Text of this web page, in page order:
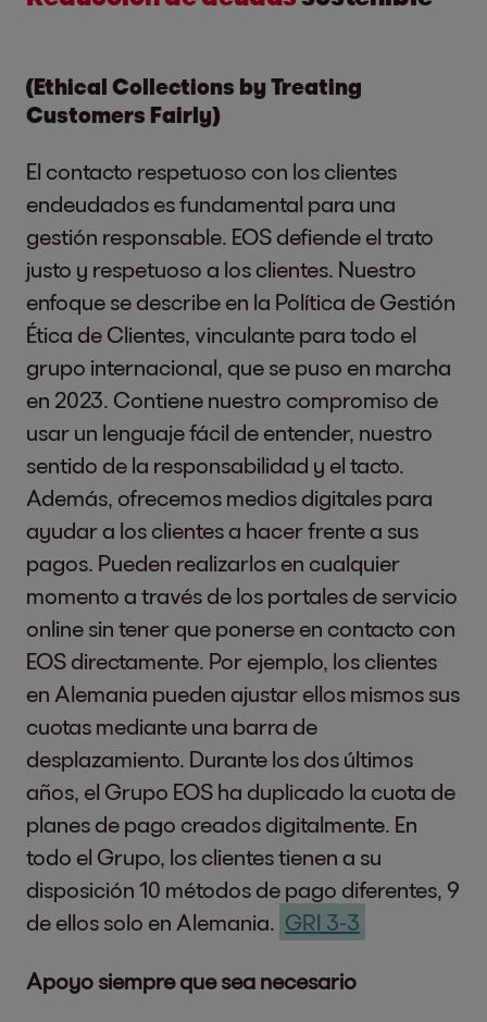
activamente. Respaldamos iniciativas
educativas y promovemos el
empleados durante el horario de trabajo.
Intentamos ayudar a fortalecer la
comunidad local mediante medidas
específicas.
Employee Satisfaction & Well-Being
La satisfacción de los empleados es
nuestra máxima prioridad. Gracias a
nuestro buen ambiente de trabajo,
aumentamos la satisfacción de los
empleados y empleadas, y apoyamos
medidas para promover la salud física y
mental de nuestros equipos.
Financial Sustainability
Digital Responsibility & Cyber Security
Nos tomamos nuestra responsabilidad
digital muy en serio, porque trabajamos
con datos sensibles de nuestros clientes.
Nuestra mayor prioridad es garantizar
el máximo nivel de privacidad de los
datos y la ciberseguridad.
Business Ethics & Safeguard Compliance
Las prácticas empresariales justas
forman parte de nuestro ADN. Hemos
definido nuestros estándares con
Gender Equality
Decent Work and
Economic Growth
Reduced Inequalities
partners and
More information:
why EOS is the
2-7 Employees Please see: HR-
2-8 Workers who are
not employees
Please see:HR-
2-9 Governance
structures and
composition
EOS is managed by
making and
economy, the
The EOS Group’s
Marwin Ramcke
As CEO of
topic of ESG
Justus Hecking-
and Chief
Carsten Tidow
responsible for
(Ethical Collections by Treating
Customers Fairly)
El contacto respetuoso con los clientes
endeudados es fundamental para una
gestión responsable. EOS defiende el trato
justo y respetuoso a los clientes. Nuestro
enfoque se describe en la Política de Gestión
Ética de Clientes, vinculante para todo el
grupo internacional, que se puso en marcha
en 2023. Contiene nuestro compromiso de
usar un lenguaje fácil de entender, nuestro
sentido de la responsabilidad y el tacto.
Además, ofrecemos medios digitales para
ayudar a los clientes a hacer frente a sus
pagos. Pueden realizarlos en cualquier
momento a través de los portales de servicio
online sin tener que ponerse en contacto con
EOS directamente. Por ejemplo, los clientes
en Alemania pueden ajustar ellos mismos sus
cuotas mediante una barra de
desplazamiento. Durante los dos últimos
años, el Grupo EOS ha duplicado la cuota de
planes de pago creados digitalmente. En
todo el Grupo, los clientes tienen a su
disposición 10 métodos de pago diferentes, 9
de ellos solo en Alemania. GRI 3-3
Apoyo siempre que sea necesario